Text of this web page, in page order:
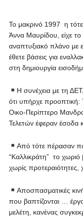
Το μακρινό 1997 η
Άννα Μαυρίδου, είχε
αναπτυξιακό πλάνο με
έθετε βάσεις για
στη δημιουργία
Η συνέχεια με τη
ότι υπήρχε προοπτική:
Οικο-Περίπτερο
Τελετών έφεραν έσοδα
Από τότε πέρασαν
“Καλλικράτη” το χωριό
χωρίς προτεραιότητες,
Αποσπασματικές
που βαπτίζονται …
μελέτη, κανένας